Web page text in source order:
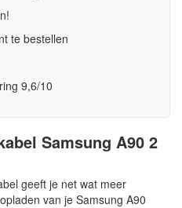
te bestellen
9,6/10
Samsung A90 2
geeft je net wat meer
van je Samsung A90